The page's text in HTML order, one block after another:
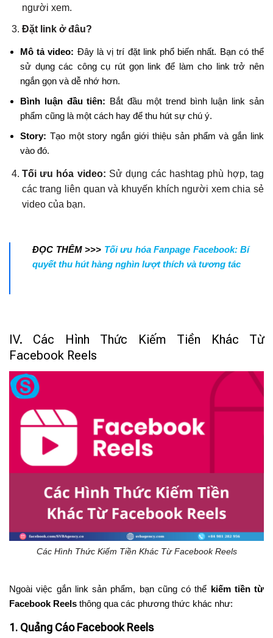
người xem.
Đặt link ở đâu?
Mô tả video: Đây là vị trí đặt link phổ biến nhất. Bạn có thể
sử dụng các công cụ rút gọn link để làm cho link trở nên
ngắn gọn và dễ nhớ hơn.
Bình luận đầu tiên: Bắt đầu một trend bình luận link sản
phẩm cũng là một cách hay để thu hút sự chú ý.
Story: Tạo một story ngắn giới thiệu sản phẩm và gắn link
vào đó.
Tối ưu hóa video: Sử dụng các hashtag phù hợp, tag
các trang liên quan và khuyến khích người xem chia sẻ
video của bạn.
ĐỌC THÊM >>> Tối ưu hóa Fanpage Facebook: Bí
quyết thu hút hàng nghìn lượt thích và tương tác
IV. Các Hình Thức Kiếm Tiền Khác Từ
Facebook Reels
Các Hình Thức Kiếm Tiền Khác Từ Facebook Reels
Ngoài việc gắn link sản phẩm, bạn cũng có thể kiếm tiền từ
Facebook Reels thông qua các phương thức khác như:
1. Quảng Cáo Facebook Reels